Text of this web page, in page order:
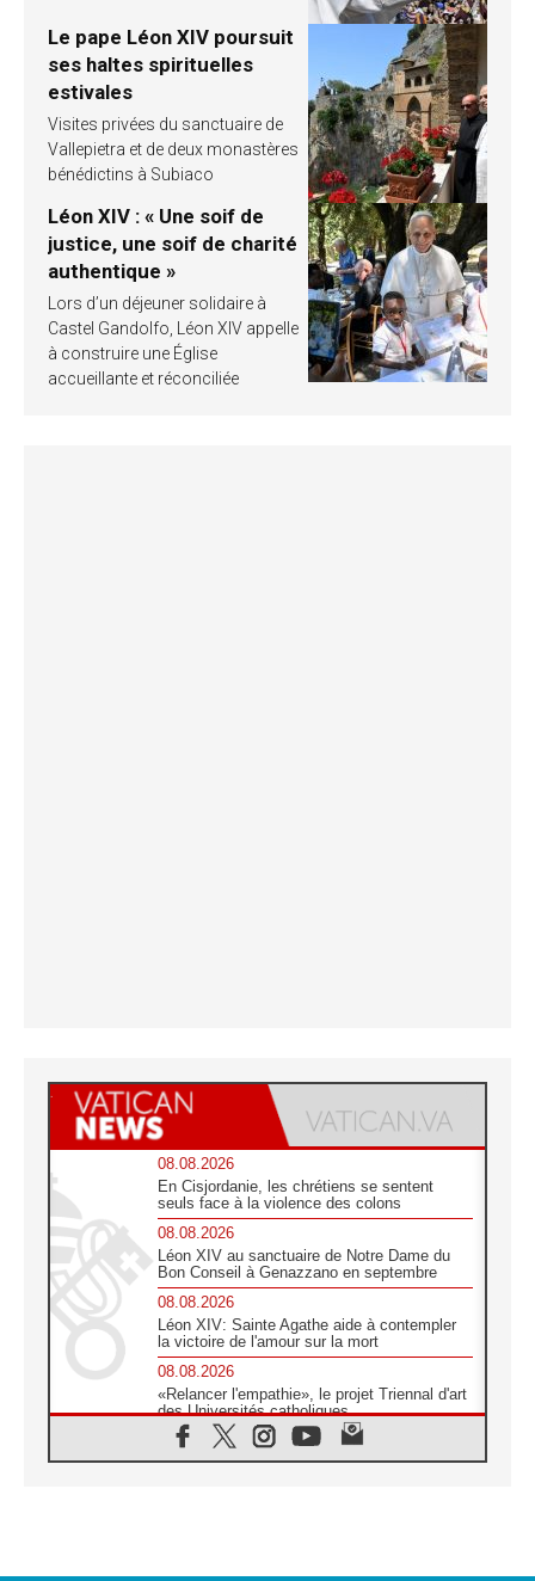
Le pape Léon XIV poursuit
ses haltes spirituelles
estivales
Visites privées du sanctuaire de
Vallepietra et de deux monastères
bénédictins à Subiaco
Léon XIV : « Une soif de
justice, une soif de charité
authentique »
Lors d’un déjeuner solidaire à
Castel Gandolfo, Léon XIV appelle
à construire une Église
accueillante et réconciliée
08.08.2026
En Cisjordanie, les chrétiens se sentent
seuls face à la violence des colons
08.08.2026
Léon XIV au sanctuaire de Notre Dame du
Bon Conseil à Genazzano en septembre
08.08.2026
Léon XIV: Sainte Agathe aide à contempler
la victoire de l'amour sur la mort
08.08.2026
«Relancer l'empathie», le projet Triennal d'art
des Universités catholiques
08.08.2026
Signis 2026, donner la parole aux religieuses